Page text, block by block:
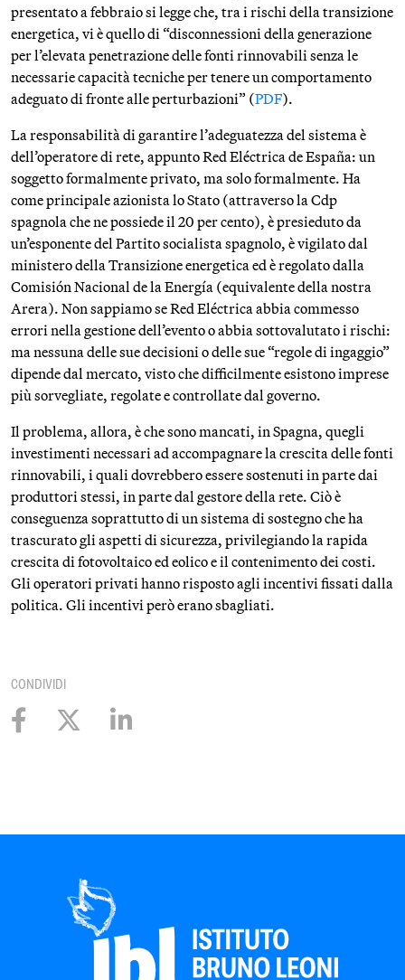
presentato a febbraio si legge che, tra i rischi della transizione
energetica, vi è quello di “disconnessioni della generazione
per l’elevata penetrazione delle fonti rinnovabili senza le
necessarie capacità tecniche per tenere un comportamento
adeguato di fronte alle perturbazioni” (PDF).
La responsabilità di garantire l’adeguatezza del sistema è
dell’operatore di rete, appunto Red Eléctrica de España: un
soggetto formalmente privato, ma solo formalmente. Ha
come principale azionista lo Stato (attraverso la Cdp
spagnola che ne possiede il 20 per cento), è presieduto da
un’esponente del Partito socialista spagnolo, è vigilato dal
ministero della Transizione energetica ed è regolato dalla
Comisión Nacional de la Energía (equivalente della nostra
Arera). Non sappiamo se Red Eléctrica abbia commesso
errori nella gestione dell’evento o abbia sottovalutato i rischi:
ma nessuna delle sue decisioni o delle sue “regole di ingaggio”
dipende dal mercato, visto che difficilmente esistono imprese
più sorvegliate, regolate e controllate dal governo.
Il problema, allora, è che sono mancati, in Spagna, quegli
investimenti necessari ad accompagnare la crescita delle fonti
rinnovabili, i quali dovrebbero essere sostenuti in parte dai
produttori stessi, in parte dal gestore della rete. Ciò è
conseguenza soprattutto di un sistema di sostegno che ha
trascurato gli aspetti di sicurezza, privilegiando la rapida
crescita di fotovoltaico ed eolico e il contenimento dei costi.
Gli operatori privati hanno risposto agli incentivi fissati dalla
politica. Gli incentivi però erano sbagliati.
CONDIVIDI